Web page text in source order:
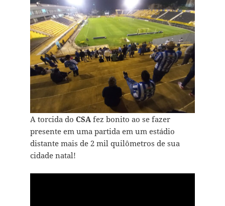
A torcida do CSA fez bonito ao se fazer
presente em uma partida em um estádio
distante mais de 2 mil quilômetros de sua
cidade natal!